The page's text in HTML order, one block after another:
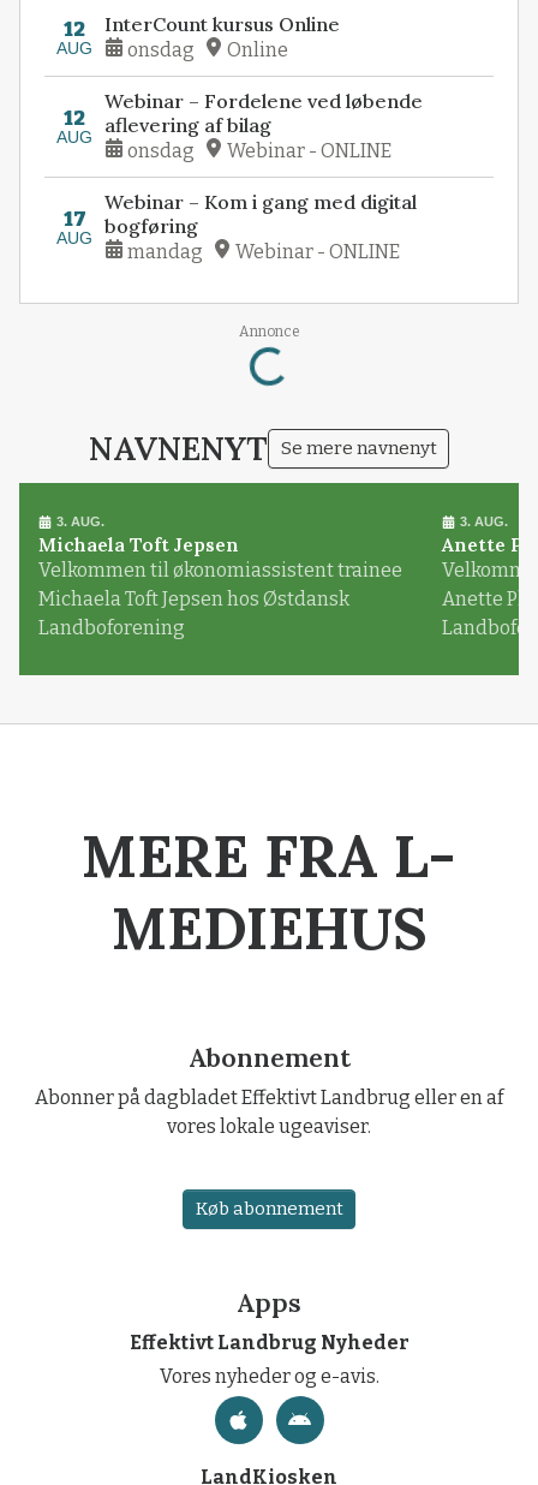
12
AUG
InterCount kursus Online
onsdag Online
12
AUG
Webinar – Fordelene ved løbende
aflevering af bilag
onsdag Webinar - ONLINE
17
AUG
Webinar – Kom i gang med digital
bogføring
mandag Webinar - ONLINE
Annonce
Loading...
NAVNENYT Se mere navnenyt
3. AUG.
Michaela Toft Jepsen
Velkommen til økonomiassistent trainee
Michaela Toft Jepsen hos Østdansk
Landboforening
3. AUG.
Anette
Anette
MERE FRA L-
MEDIEHUS
Abonnement
Abonner på dagbladet Effektivt Landbrug eller en af
vores lokale ugeaviser.
Køb abonnement
Apps
Effektivt Landbrug Nyheder
Vores nyheder og e-avis.
LandKiosken